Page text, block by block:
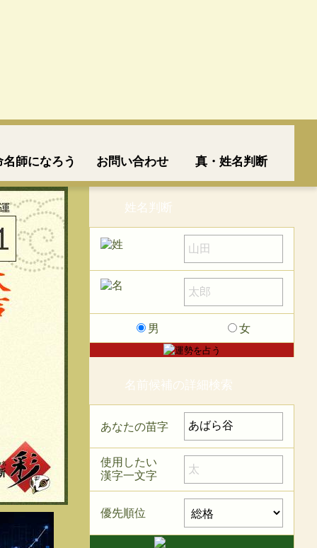
名師になろう お問い合わせ 真・姓名判断
姓名判断
男 女
名前候補の詳細検索
あなたの苗字
使用したい
漢字一文字
優先順位